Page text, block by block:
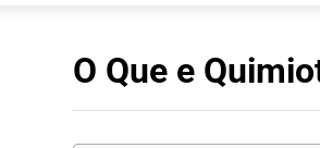
O Que e